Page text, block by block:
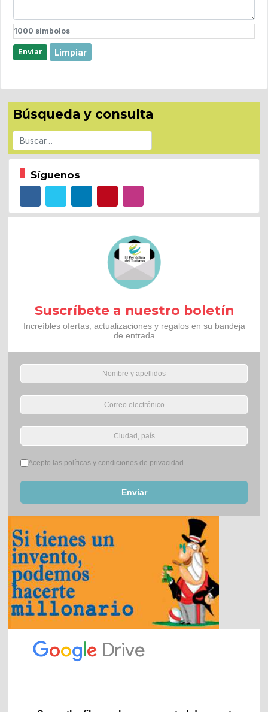
1000 simbolos
Enviar Limpiar
Búsqueda y consulta
Buscar
Síguenos
Suscríbete a nuestro boletín
Increíbles ofertas, actualizaciones y regalos en su bandeja
de entrada
Términos del servicio*
Acepto las políticas y condiciones de privacidad.
Enviar